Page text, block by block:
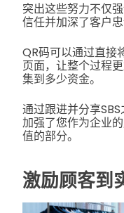
突出这些努力不仅
信任并加深了客户
QR码可以通过直接
页面，让整个过程
集到多少资金。
通过跟进并分享
加强了您作为企业
值的部分。
激励顾客到